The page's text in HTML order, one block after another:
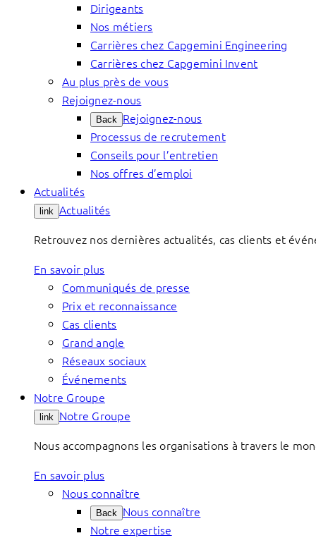
Dirigeants
Nos métiers
Carrières chez Capgemini Engineering
Carrières chez Capgemini Invent
Au plus près de vous
Rejoignez-nous
Back Rejoignez-nous
Processus de recrutement
Conseils pour l’entretien
Nos offres d’emploi
Actualités
link Actualités
Retrouvez nos dernières actualités, cas clients et
En savoir plus
Communiqués de presse
Prix et reconnaissance
Cas clients
Grand angle
Réseaux sociaux
Événements
Notre Groupe
link Notre Groupe
Nous accompagnons les organisations à travers le
En savoir plus
Nous connaître
Back Nous connaître
Notre expertise